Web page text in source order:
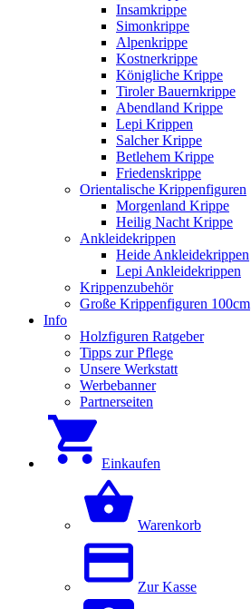
Insamkrippe
Simonkrippe
Alpenkrippe
Kostnerkrippe
Königliche Krippe
Tiroler Bauernkrippe
Abendland Krippe
Lepi Krippen
Salcher Krippe
Betlehem Krippe
Friedenskrippe
Orientalische Krippenfiguren
Morgenland Krippe
Heilig Nacht Krippe
Ankleidekrippen
Heide Ankleidekrippen
Lepi Ankleidekrippen
Krippenzubehör
Große Krippenfiguren 100cm
Info
Holzfiguren Ratgeber
Tipps zur Pflege
Unsere Werkstatt
Werbebanner
Partnerseiten
Einkaufen
Warenkorb
Zur Kasse